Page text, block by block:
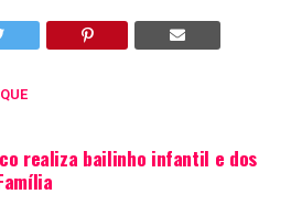
realiza bailinho infantil e dos